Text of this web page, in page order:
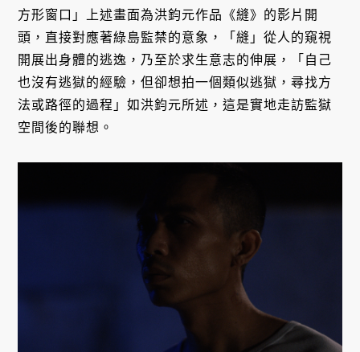
方形窗口」上述畫面為洪鈞元作品《縫》的影片開
頭，直接對應著綠島監禁的意象，「縫」從人的窺視
開展出身體的逃逸，乃至於求生意志的伸展，「自己
也沒有逃獄的經驗，但卻想拍一個類似逃獄，尋找方
法或路徑的過程」如洪鈞元所述，這是實地走訪監獄
空間後的聯想。